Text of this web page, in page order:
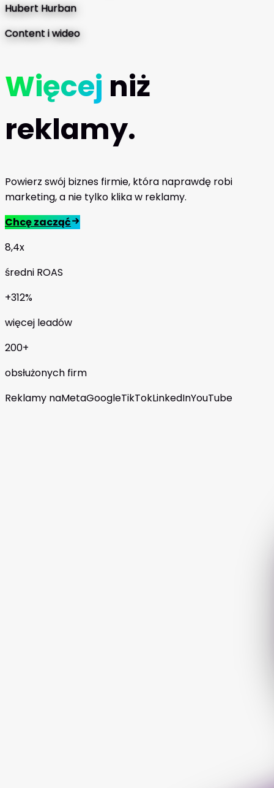
Hubert Hurban
Content i wideo
Więcej niż
reklamy.
Powierz swój biznes firmie, która naprawdę robi
marketing, a nie tylko klika w reklamy.
Chcę zacząć
8,4x
średni ROAS
+312%
więcej leadów
200+
obsłużonych firm
Reklamy naMetaGoogleTikTokLinkedInYouTube